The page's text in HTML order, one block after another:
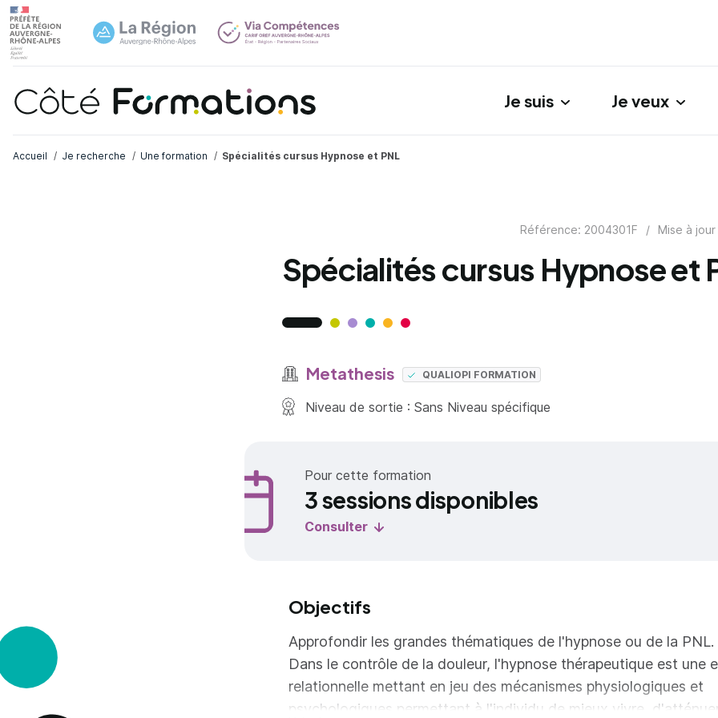
Je suis Je veux
Accueil Je recherche Une formation Spécialités cursus Hypnose et PNL
Référence: 2004301F / Mise à jour
Spécialités cursus Hypnose et
Metathesis QUALIOPI FORMATION
Niveau de sortie : Sans Niveau spécifique
Pour cette formation
3 sessions disponibles
Consulter
Objectifs
Approfondir les grandes thématiques de l'hypnose ou de la PNL.
Dans le contrôle de la douleur, l'hypnose thérapeutique est une
relationnelle mettant en jeu des mécanismes physiologiques et
psychologiques permettant à l'individu de mieux vivre,